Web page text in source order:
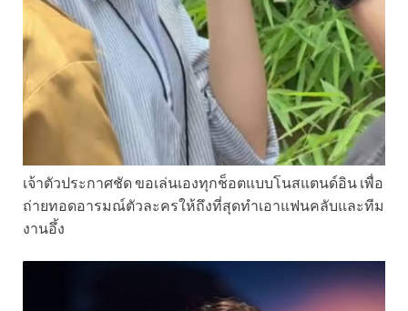
เจ้าตัวประกาศชัด ขอเล่นเองทุกช็อตแบบโนสแตนด์อิน เพื่อ
ถ่ายทอดอารมณ์ตัวละครให้ถึงที่สุดทำเอาแฟนคลับและทีม
งานอึ้ง